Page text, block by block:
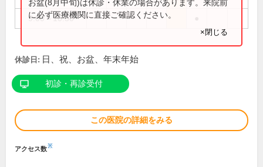
9:00～10:30
お盆(8月中旬)は休診・休業の場合があります。来院前
に必ず医療機関に直接ご確認ください。
×閉じる
休診日: 日、祝、お盆、年末年始
初診・再診受付
この医院の詳細をみる
アクセス数※